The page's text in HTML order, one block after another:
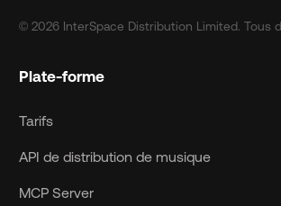
© 2026 InterSpace Distribution Limited. Tous
Plate-forme
Tarifs
API de distribution de musique
MCP Server